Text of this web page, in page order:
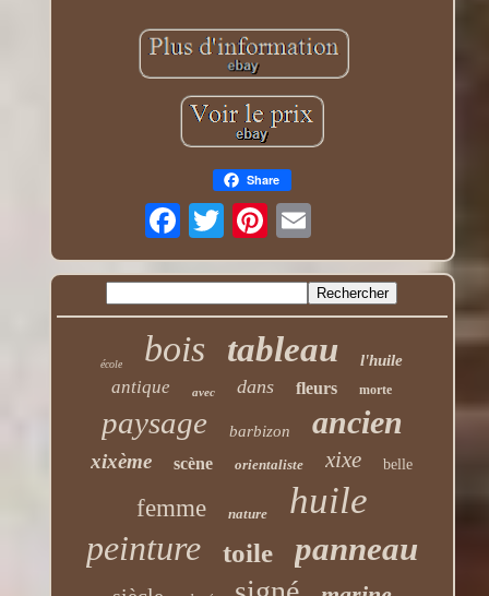
Share
école bois tableau l'huile
antique avec dans fleurs morte
paysage barbizon ancien
xixème scène orientaliste xixe belle
femme nature huile
peinture toile panneau